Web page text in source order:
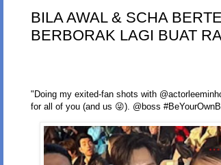
BILA AWAL & SCHA
BERBORAK LAGI BUAT
"Doing my exited-fan shots with
for all of you (and us 😜). @boss